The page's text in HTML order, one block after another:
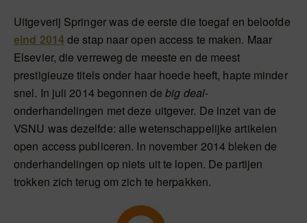
Uitgeverij Springer was de eerste die toegaf en beloofde
eind 2014 de stap naar open access te maken. Maar
Elsevier, die verreweg de meeste en de meest
prestigieuze titels onder haar hoede heeft, hapte minder
snel. In juli 2014 begonnen debig deal-
onderhandelingen met deze uitgever. De inzet van de
VSNU was dezelfde: alle wetenschappelijke artikelen
open access publiceren. In november 2014 bleken de
onderhandelingen op niets uit te lopen. De partijen
trokken zich terug om zich te herpakken.